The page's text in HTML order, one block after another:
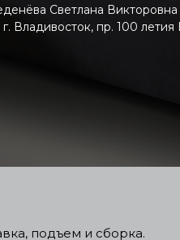
Светлана Викторовна
пр. 100 летия
подъем и сборка.